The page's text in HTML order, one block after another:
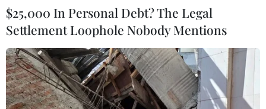
Giới chức Thổ Nhĩ Kỳ điều tra cái chết của
một nhà báo Mỹ
24/09/2020 04:33
$25,000 In Personal Debt? The Legal
Settlement Loophole Nobody Mentions